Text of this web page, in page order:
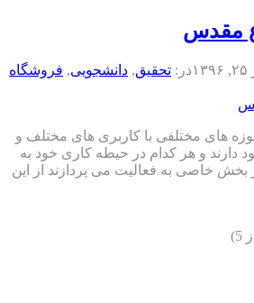
مقدس
در: تحقیق, دانشجویی, فروشگاه
موزه های مختلفی با کاربری های مختلف و
دارند و هر کدام در حیطه کاری خود به
بخش خاصی به فعالیت می پردازند از این
از 5)